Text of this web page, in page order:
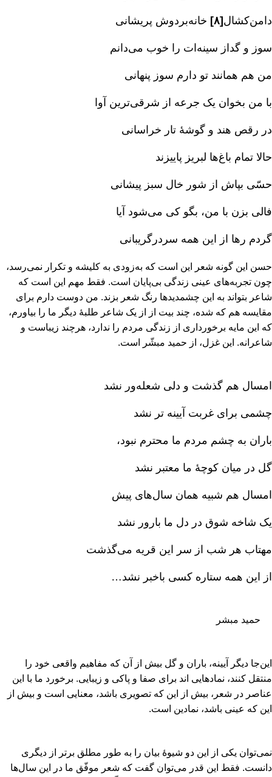
دامن‌کشال [۸] خانه‌بردوش پریشانی‌
سوز و گداز سینه‌ات را خوب می‌دانم‌
من هم همانند تو دارم سوز پنهانی‌
با من بخوان یک جرعه از شرقی‌ترین آوا
در رقص هند و گوشۀ تار خراسانی‌
حالا تمام باغ‌ها لبریز پاییزند
حسّی بپاش از شور خال سبز پیشانی‌
فالی بزن با من‌، بگو کی می‌شود آیا
گردم رها از این همه سردرگریبانی‌
حسن این گونه شعر این است که به‌زودی به کلیشه و تکرار نمی‌رسد،
چون تجربه‌های عینی زندگی بی‌پایان است‌. فقط مهم این است که
شاعر بتواند به این چشمدیدها رنگ شعر بزند. من دوست دارم برای
مقایسه هم که شده‌، چند بیت از از یک شاعر طلبۀ دیگر ما را بیاورم‌،
که این مایه برخورداری از زندگی مردم را ندارد، هرچند زیباست و
شاعرانه‌. این غزل‌، از حمید مبشّر است‌.
امسال هم گذشت و دلی شعله‌ور نشد
چشمی برای غربت آیینه تر نشد
باران به چشم مردم ما محترم نبود،
گل در میان کوچۀ ما معتبر نشد
امسال هم شبیه همان سال‌های پیش‌
یک شاخه شوق در دل ما بارور نشد
مهتاب هر شب از سر این قریه می‌گذشت‌
از این همه ستاره کسی باخبر نشد…
حمید مبشر
این‌جا دیگر آیینه‌، باران و گل بیش از آن که مفاهیم واقعی خود را
منتقل کنند، نمادهایی اند برای صفا و پاکی و زیبایی‌. برخورد ما با این
عناصر در شعر، بیش از این که تصویری باشد، معنایی است و بیش از
این که عینی باشد، نمادین است‌.
نمی‌توان یکی از این دو شیوۀ بیان را به طور مطلق برتر از دیگری
دانست‌. فقط این قدر می‌توان گفت که شعر موفّق ما در این سال‌ها